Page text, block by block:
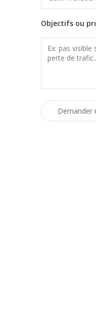
Objectifs ou